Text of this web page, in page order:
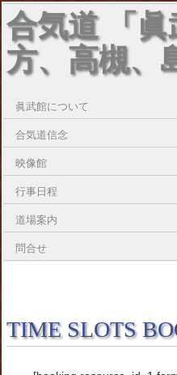
合気道 「
方、高槻、
眞武館について
合気道信念
映像館
行事日程
道場案内
問合せ
TIME SLOTS